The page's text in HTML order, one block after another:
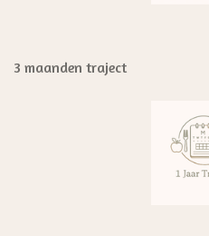
3 maanden traject